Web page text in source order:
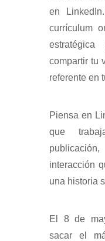
en
currículum
compartir tu
referente en
Piensa en
que
interacción
una historia
El 8 de
sacar el